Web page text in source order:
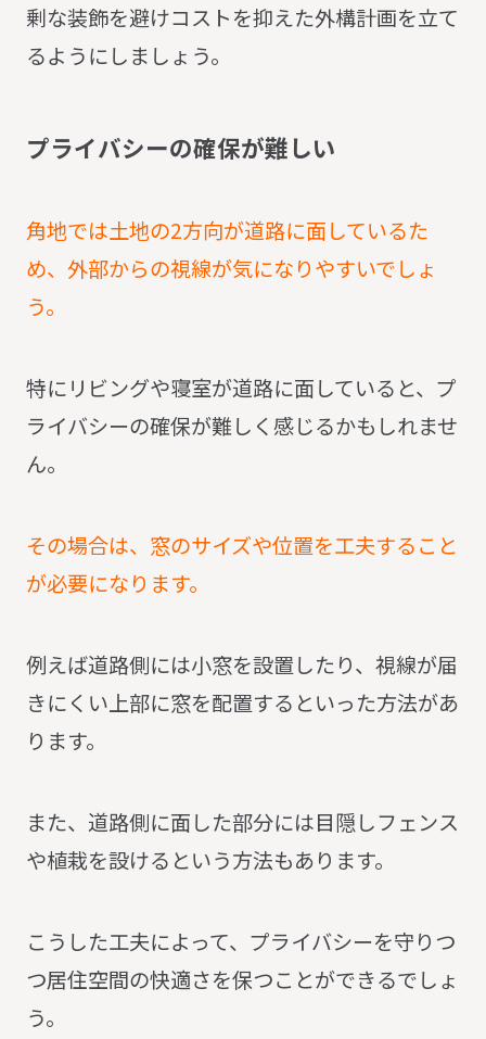
剰な装飾を避けコストを抑えた外構計画を立て
るようにしましょう。
プライバシーの確保が難しい
角地では土地の2方向が道路に面しているた
め、外部からの視線が気になりやすいでしょ
う。
特にリビングや寝室が道路に面していると、プ
ライバシーの確保が難しく感じるかもしれませ
ん。
その場合は、窓のサイズや位置を工夫すること
が必要になります。
例えば道路側には小窓を設置したり、視線が届
きにくい上部に窓を配置するといった方法があ
ります。
また、道路側に面した部分には目隠しフェンス
や植栽を設けるという方法もあります。
こうした工夫によって、プライバシーを守りつ
つ居住空間の快適さを保つことができるでしょ
う。